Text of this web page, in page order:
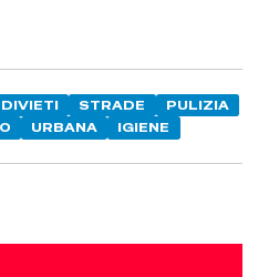
DIVIETI STRADE
PULIZIA
URBANA IGIENE